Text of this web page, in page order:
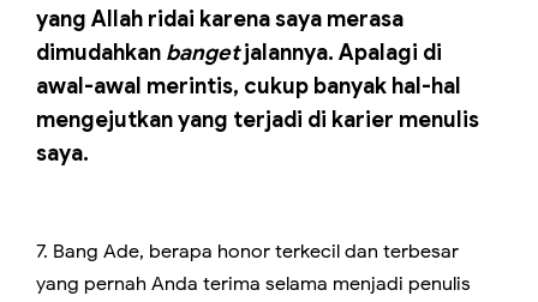
yang Allah ridai karena saya merasa
dimudahkan bangetjalannya. Apalagi di
awal-awal merintis, cukup banyak hal-hal
mengejutkan yang terjadi di karier menulis
saya.
7. Bang Ade, berapa honor terkecil dan terbesar
yang pernah Anda terima selama menjadi penulis